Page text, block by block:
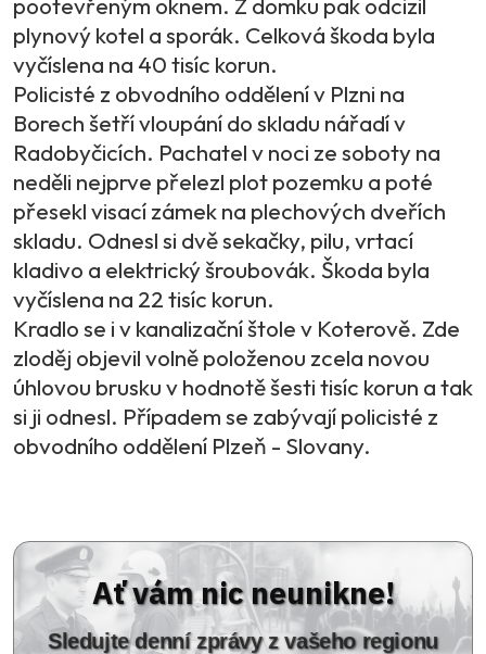
plynový kotel a sporák. Celková škoda byla
vyčíslena na 40 tisíc korun.
Policisté z obvodního oddělení v Plzni na
Borech šetří vloupání do skladu nářadí v
Radobyčicích. Pachatel v noci ze soboty na
neděli nejprve přelezl plot pozemku a poté
přesekl visací zámek na plechových dveřích
skladu. Odnesl si dvě sekačky, pilu, vrtací
kladivo a elektrický šroubovák. Škoda byla
vyčíslena na 22 tisíc korun.
Kradlo se i v kanalizační štole v Koterově. Zde
zloděj objevil volně položenou zcela novou
úhlovou brusku v hodnotě šesti tisíc korun a tak
si ji odnesl. Případem se zabývají policisté z
obvodního oddělení Plzeň - Slovany.
Ať vám nic neunikne!
Sledujte denní zprávy z vašeho regionu